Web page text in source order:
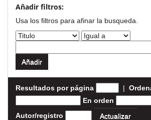
Añadir filtros:
Usa los filtros para afinar la busqueda.
Resultados por página |
En orden
Autor/registro